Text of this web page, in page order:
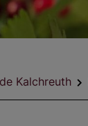
Kalchreuth